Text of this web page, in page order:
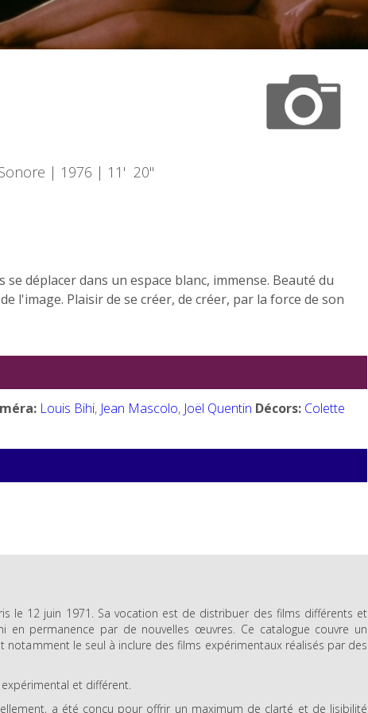
| 1976 | 11' 20"
déplacer dans un espace blanc, immense. Beauté du
l'image. Plaisir de se créer, de créer, par la force de son
Louis Bihi, Jean Mascolo, Joël Quentin Décors: Colette
le 12 juin 1971. Sa vocation est de distribuer des films différents et
en permanence par de nouvelles œuvres. Ce catalogue couvre un
le seul à inclure des films expérimentaux réalisés par des
et différent.
a été conçu pour offrir un maximum de clarté et de lisibilité